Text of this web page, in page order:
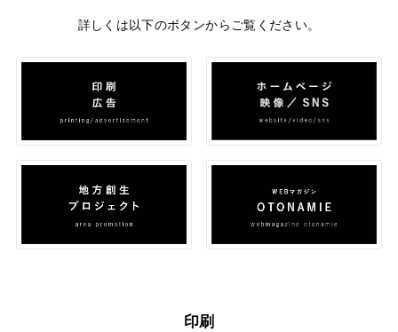
詳しくは以下のボタンからご覧ください。
印刷